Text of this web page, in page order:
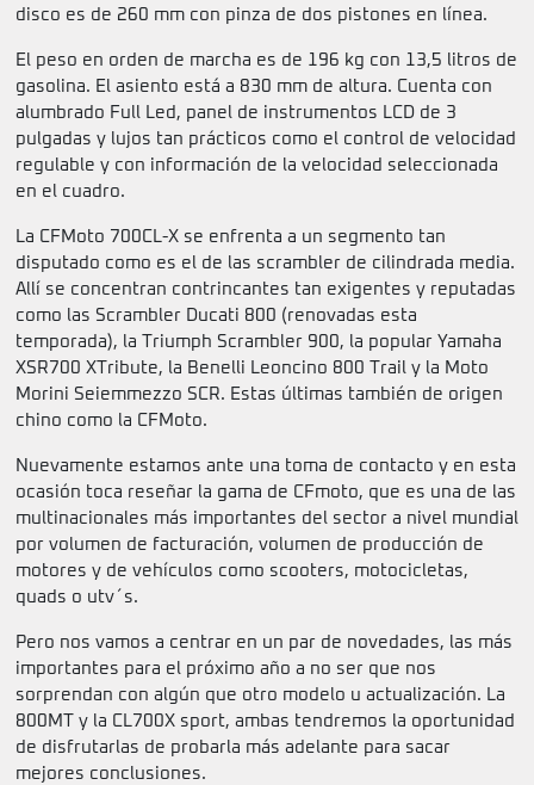
disco es de 260 mm con pinza de dos pistones en línea.
El peso en orden de marcha es de 196 kg con 13,5 litros de
gasolina. El asiento está a 830 mm de altura. Cuenta con
alumbrado Full Led, panel de instrumentos LCD de 3
pulgadas y lujos tan prácticos como el control de velocidad
regulable y con información de la velocidad seleccionada
en el cuadro.
La CFMoto 700CL-X se enfrenta a un segmento tan
disputado como es el de las scrambler de cilindrada media.
Allí se concentran contrincantes tan exigentes y reputadas
como las Scrambler Ducati 800 (renovadas esta
temporada), la Triumph Scrambler 900, la popular Yamaha
XSR700 XTribute, la Benelli Leoncino 800 Trail y la Moto
Morini Seiemmezzo SCR. Estas últimas también de origen
chino como la CFMoto.
Nuevamente estamos ante una toma de contacto y en esta
ocasión toca reseñar la gama de CFmoto, que es una de las
multinacionales más importantes del sector a nivel mundial
por volumen de facturación, volumen de producción de
motores y de vehículos como scooters, motocicletas,
quads o utv´s.
Pero nos vamos a centrar en un par de novedades, las más
importantes para el próximo año a no ser que nos
sorprendan con algún que otro modelo u actualización. La
800MT y la CL700X sport, ambas tendremos la oportunidad
de disfrutarlas de probarla más adelante para sacar
mejores conclusiones.